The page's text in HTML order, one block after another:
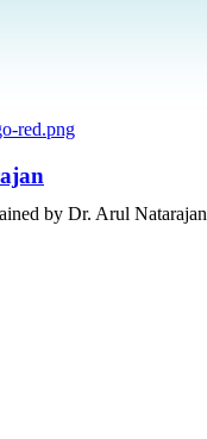
by Dr. Arul Natarajan